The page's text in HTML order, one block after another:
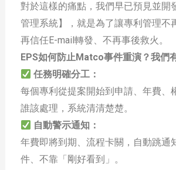
對於這樣的痛點，我們早已預見並開
管理系統】，就是為了讓專利管理不
再信任E-mail轉發、不再事後救火。
EPS如何防止Matco事件重演？我們
任務明確分工：
每個專利從提案開始到申請、年費、
誰該處理，系統清清楚楚。
自動警示通知：
年費即將到期、流程卡關，自動跳通
件、不靠「剛好看到」。